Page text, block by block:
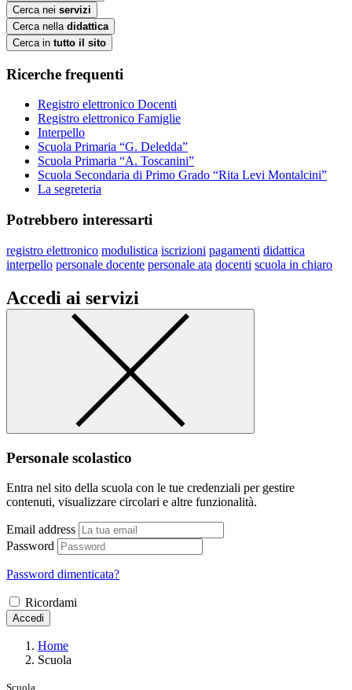
Cerca nei servizi
Cerca nella didattica
Cerca in tutto il sito
Ricerche frequenti
Registro elettronico Docenti
Registro elettronico Famiglie
Interpello
Scuola Primaria “G. Deledda”
Scuola Primaria “A. Toscanini”
Scuola Secondaria di Primo Grado “Rita Levi Montalcini”
La segreteria
Potrebbero interessarti
registro elettronico modulistica iscrizioni pagamenti didattica
interpello personale docente personale ata docenti scuola in chiaro
Accedi ai servizi
Personale scolastico
Entra nel sito della scuola con le tue credenziali per gestire
contenuti, visualizzare circolari e altre funzionalità.
Email address
Password
Password dimenticata?
Ricordami
Accedi
Home
Scuola
Scuola